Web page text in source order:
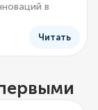
в
Читать